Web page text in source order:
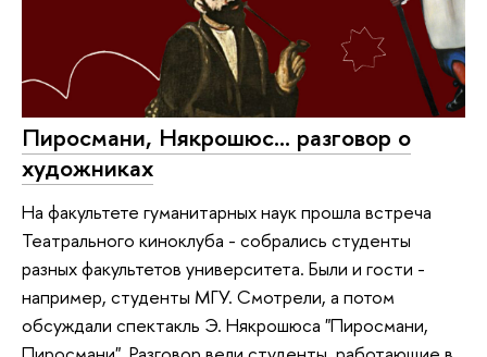
Пиросмани, Някрошюс... разговор о
художниках
На факультете гуманитарных наук прошла встреча
Театрального киноклуба - собрались студенты
разных факультетов университета. Были и гости -
например, студенты МГУ. Смотрели, а потом
обсуждали спектакль Э. Някрошюса "Пиросмани,